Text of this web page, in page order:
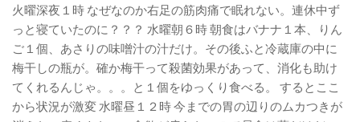
火曜深夜１時 なぜなのか右足の筋肉痛で眠れない。連休中ず
っと寝ていたのに？？？ 水曜朝６時 朝食はバナナ１本、りん
ご１個、あさりの味噌汁の汁だけ。その後ふと冷蔵庫の中に
梅干しの瓶が。確か梅干って殺菌効果があって、消化も助け
てくれるんじゃ。。。と１個をゆっくり食べる。 するとここ
から状況が激変 水曜昼１２時 今までの胃の辺りのムカつきが